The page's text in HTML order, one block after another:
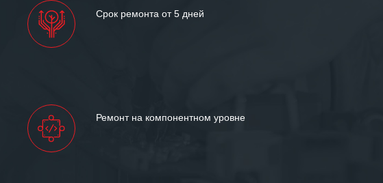
Срок ремонта от 5 дней
Ремонт на компонентном уровне